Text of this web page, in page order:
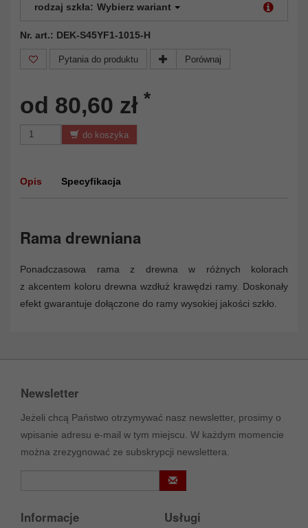
rodzaj szkła: Wybierz wariant
Nr. art.: DEK-S45YF1-1015-H
Pytania do produktu Porównaj
od 80,60 zł *
do koszyka
Opis Specyfikacja
Rama drewniana
Ponadczasowa rama z drewna w różnych kolorach
z akcentem koloru drewna wzdłuż krawędzi ramy. Doskonały
efekt gwarantuje dołączone do ramy wysokiej jakości szkło.
Newsletter
Jeżeli chcą Państwo otrzymywać nasz newsletter, prosimy o
wpisanie adresu e-mail w tym miejscu. W każdym momencie
można zrezygnować ze subskrypcji newslettera.
Informacje Usługi